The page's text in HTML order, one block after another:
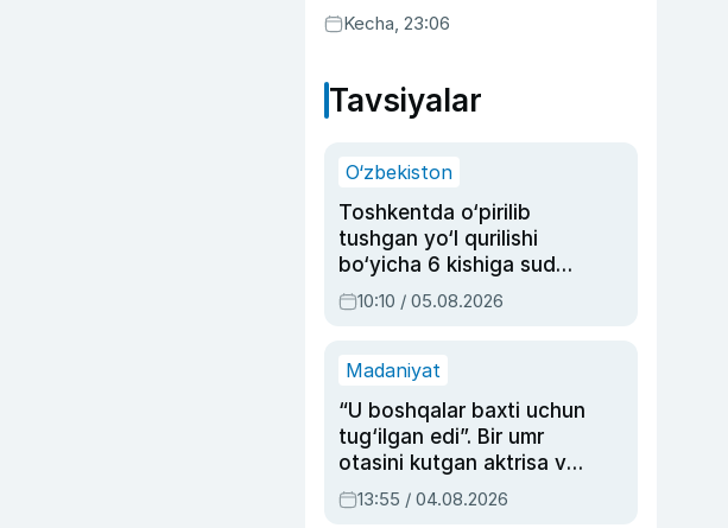
konstitutsiyaviy qonunni
ma’qulladi
Kecha, 23:06
Tavsiyalar
O‘zbekiston
Toshkentda o‘pirilib
tushgan yo‘l qurilishi
bo‘yicha 6 kishiga sud
hukmi o‘qildi
10:10 / 05.08.2026
Madaniyat
“U boshqalar baxti uchun
tug‘ilgan edi”. Bir umr
otasini kutgan aktrisa va
dublyaj ustasi Rimma
Ahmedovaning
13:55 / 04.08.2026